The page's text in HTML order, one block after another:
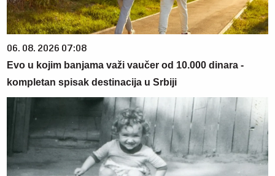
06. 08. 2026 07:08
Evo u kojim banjama važi vaučer od 10.000 dinara -
kompletan spisak destinacija u Srbiji